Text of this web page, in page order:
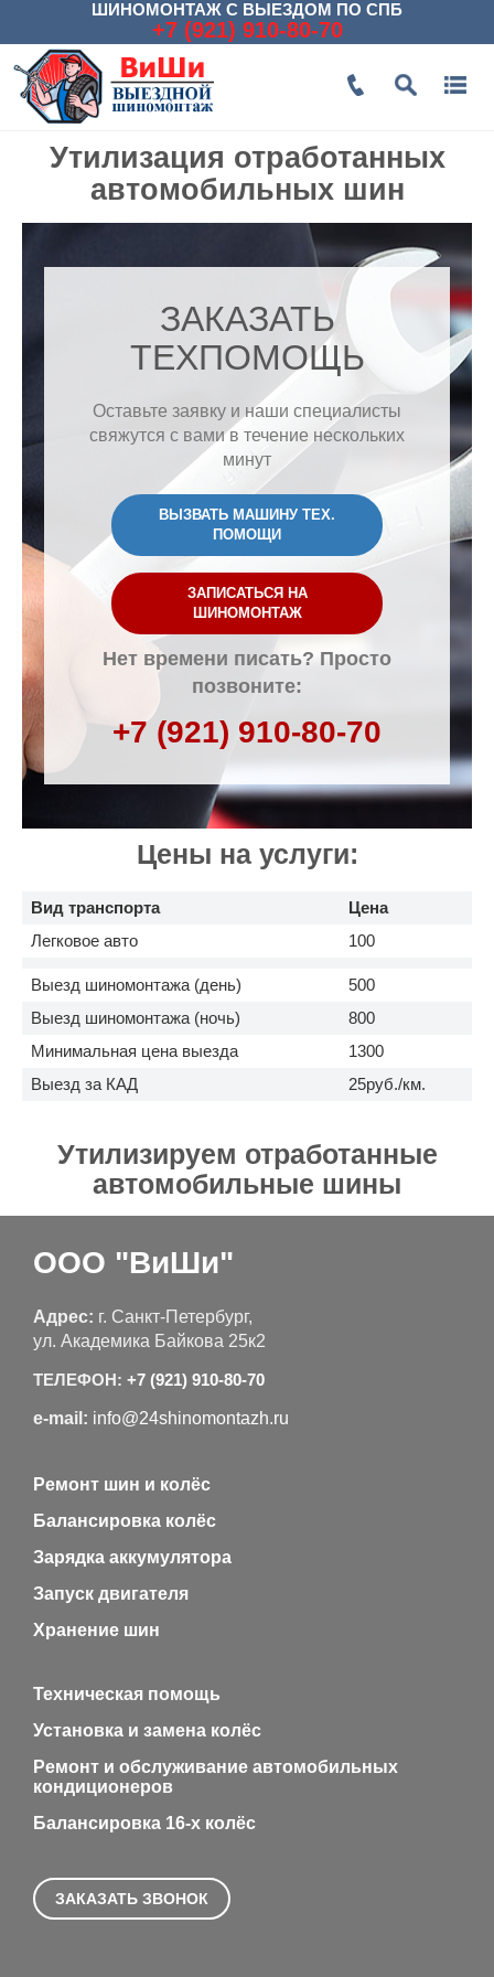
ШИНОМОНТАЖ С ВЫЕЗДОМ ПО СПБ
+7 (921) 910-80-70
Утилизация отработанных
автомобильных шин
ЗАКАЗАТЬ
ТЕХПОМОЩЬ
Оставьте заявку и наши специалисты
свяжутся с вами в течение нескольких
минут
ВЫЗВАТЬ МАШИНУ ТЕХ.
ПОМОЩИ
ЗАПИСАТЬСЯ НА
ШИНОМОНТАЖ
Нет времени писать? Просто
позвоните:
+7 (921) 910-80-70
Цены на услуги:
Вид транспорта
Цена
Легковое авто
100
Выезд шиномонтажа (день)
500
Выезд шиномонтажа (ночь)
800
Минимальная цена выезда
1300
Выезд за КАД
25руб./км.
Утилизируем отработанные
автомобильные шины
ООО "ВиШи"
Адрес: г. Санкт-Петербург,
ул. Академика Байкова 25к2
ТЕЛЕФОН: +7 (921) 910-80-70
e-mail: info@24shinomontazh.ru
Ремонт шин и колёс
Балансировка колёс
Зарядка аккумулятора
Запуск двигателя
Хранение шин
Техническая помощь
Установка и замена колёс
Ремонт и обслуживание автомобильных
кондиционеров
Балансировка 16-х колёс
ЗАКАЗАТЬ ЗВОНОК